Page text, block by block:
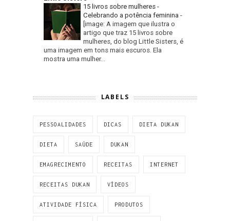
15 livros sobre mulheres -
Celebrando a potência feminina -
[image: A imagem que ilustra o
artigo que traz 15 livros sobre
mulheres, do blog Little Sisters, é
uma imagem em tons mais escuros. Ela
mostra uma mulher...
LABELS
PESSOALIDADES DICAS DIETA DUKAN
DIETA SAÚDE DUKAN
EMAGRECIMENTO RECEITAS INTERNET
RECEITAS DUKAN VÍDEOS
ATIVIDADE FÍSICA PRODUTOS